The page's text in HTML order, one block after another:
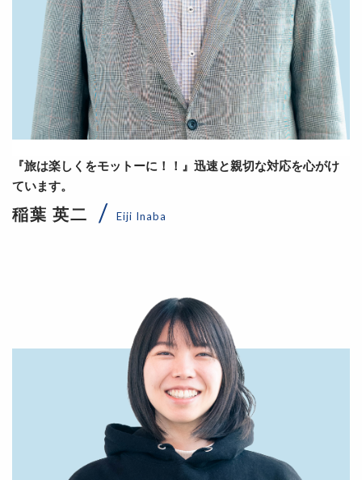
『旅は楽しくをモットーに！！』迅速と親切な対応を心がけ
ています。
稲葉 英二 Eiji Inaba